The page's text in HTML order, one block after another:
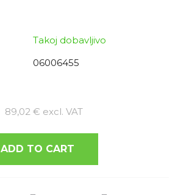
Takoj dobavljivo
06006455
89,02 € excl. VATMeasure price:
ADD TO CART